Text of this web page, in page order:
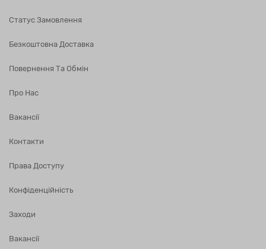
Статус Замовлення
Безкоштовна Доставка
Повернення Та Обмін
Про Нас
Вакансії
Контакти
Права Доступу
Конфіденційність
Заходи
Вакансії